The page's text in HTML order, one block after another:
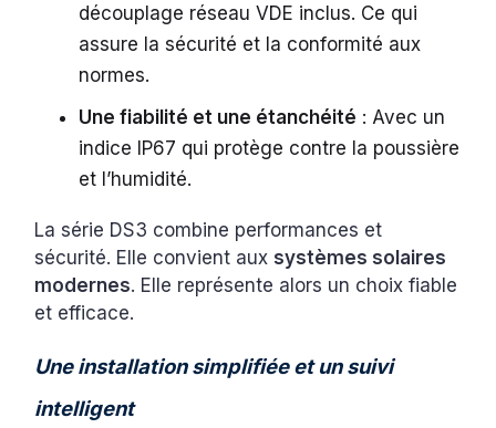
découplage réseau VDE inclus. Ce qui
assure la sécurité et la conformité aux
normes.
Une fiabilité et une étanchéité : Avec un
indice IP67 qui protège contre la poussière
et l’humidité.
La série DS3 combine performances et
sécurité. Elle convient auxsystèmes solaires
modernes. Elle représente alors un choix fiable
et efficace.
Une installation simplifiée et un suivi
intelligent